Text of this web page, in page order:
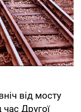
від мосту
час Другої